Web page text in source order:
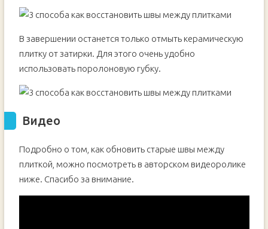
В завершении останется только отмыть керамическую
плитку от затирки. Для этого очень удобно
использовать поролоновую губку.
Видео
Подробно о том, как обновить старые швы между
плиткой, можно посмотреть в авторском видеоролике
ниже. Спасибо за внимание.